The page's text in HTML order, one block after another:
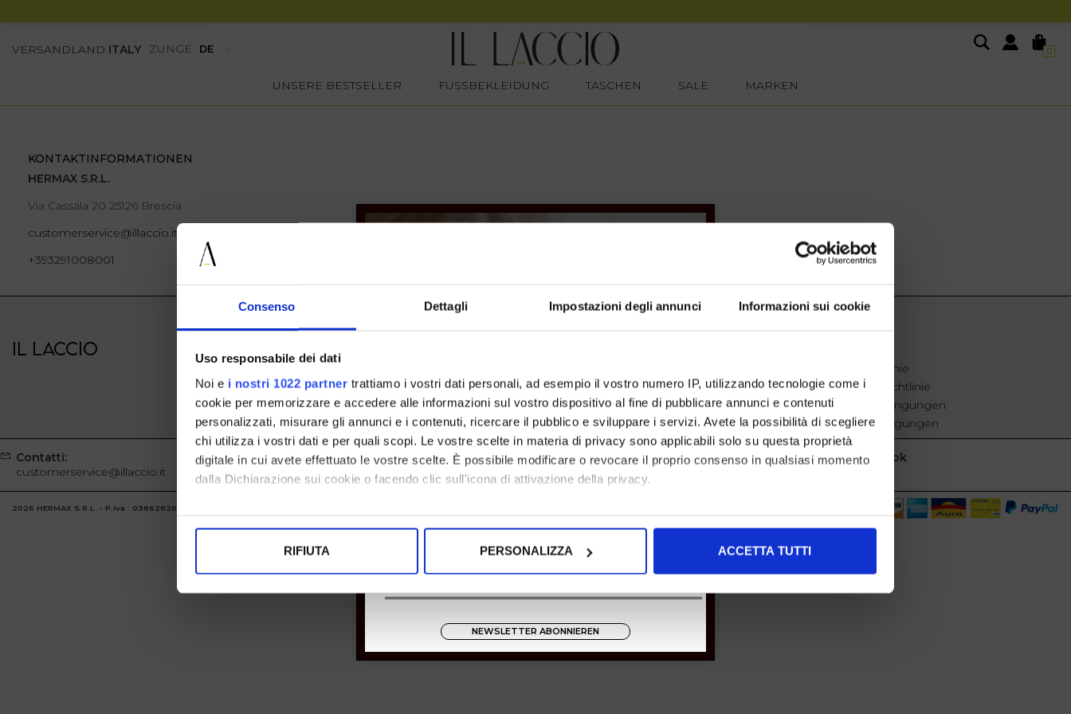
Consenso Dettagli Impostazioni degli annunci Informazioni sui cookie
Uso responsabile dei dati
Noi e i nostri 1022 partner trattiamo i vostri dati personali, ad esempio il vostro numero IP, utilizzando tecnologie come i
cookie per memorizzare e accedere alle informazioni sul vostro dispositivo al fine di pubblicare annunci e contenuti
personalizzati, misurare gli annunci e i contenuti, ricercare il pubblico e sviluppare i servizi. Avete la possibilità di scegliere
chi utilizza i vostri dati e per quali scopi. Le vostre scelte in materia di privacy sono applicabili solo su questa proprietà
digitale in cui avete effettuato le vostre scelte. È possibile modificare o revocare il proprio consenso in qualsiasi momento
dalla Dichiarazione sui cookie o facendo clic sull'icona di attivazione della privacy.
Con il tuo consenso, vorremmo anche:
Identificare il tuo dispositivo, scansionandolo attivamente alla ricerca di caratteristiche specifiche (impronte
digitali).
Approfondisci come vengono elaborati i tuoi dati personali e imposta le tue preferenze nella
RIFIUTA PERSONALIZZA ACCETTA TUTTI
VERSANDLAND ITALY ZUNGE 0
UNSERE BESTSELLER FUSSBEKLEIDUNG TASCHEN SALE MARKEN
KONTAKTINFORMATIONEN
HERMAX S.R.L.
Via Cassala 20 25126 Brescia
customerservice@illaccio.it
+393291008001
IL LACCIO
Zahlungen
Versand
Cookie-Richtlinie
Datenschutzrichtlinie
Geschäftsbedingungen
Verkaufsbedingungen
Contatti:
customerservice@illaccio.it
Whatsapp
+393291008001
Instagram Facebook
2026 HERMAX S.R.L. - P.iva : 03862820986 Powered by
NEWSLETTER ABONNIEREN